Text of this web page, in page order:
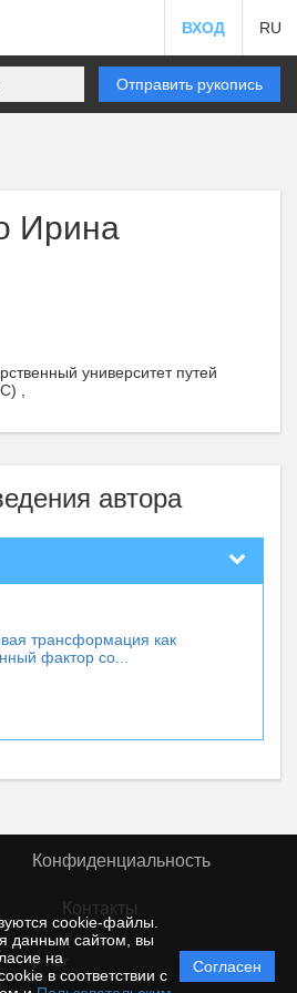
cookie-файлы.
данным сайтом, вы
на
в соответствии с
Согласен
ВХОД RU
Отправить рукопись
Ирина
университет путей
,
автора
трансформация как
фактор со...
Конфиденциальность
Контакты
© rior